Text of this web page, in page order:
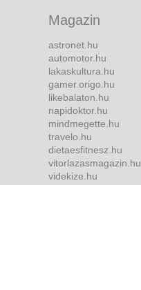
Magazin
astronet.hu
automotor.hu
lakaskultura.hu
gamer.origo.hu
likebalaton.hu
napidoktor.hu
mindmegette.hu
travelo.hu
dietaesfitnesz.hu
vitorlazasmagazin.hu
videkize.hu